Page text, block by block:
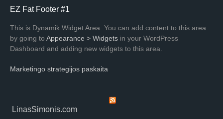
EZ Fat Footer #1
This is Dynamik Widget Area. You can add content to this area
by going to Appearance > Widgets in your WordPress
Dashboard and adding new widgets to this area.
Marketingo strategijos paskaita
LinasSimonis.com